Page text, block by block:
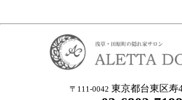
〒111-0042 東京都台東区寿